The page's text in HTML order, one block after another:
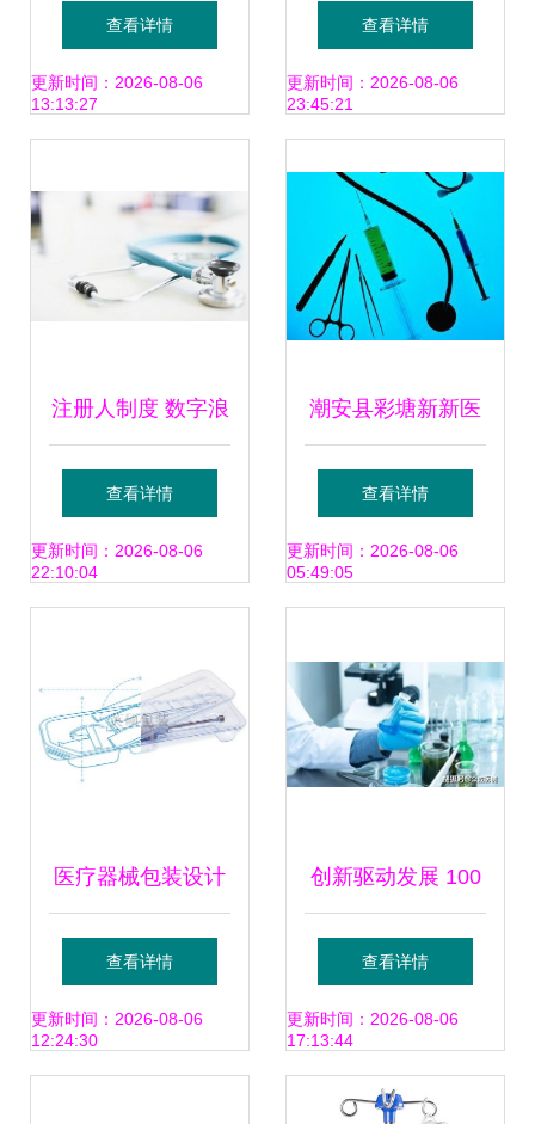
疗器械:浙江两企业
医用口罩不合格
查看详情
更新时间：2026-08-06
13:13:27
信息化赛道的发
展，看医疗数字化
查看详情
更新时间：2026-08-06
23:45:21
注册人制度 数字浪
潮下的医疗器械新
叙事
查看详情
更新时间：2026-08-06
22:10:04
潮安县彩塘新新医
疗器械厂北京销售
处简介 电子产品的
查看详情
更新时间：2026-08-06
05:49:05
医疗器械包装设计
为何应在产品开发
初期内嵌——以电
查看详情
更新时间：2026-08-06
12:24:30
创新驱动发展 100
个创新医疗器械获
批，我国医疗器械
强国建设再提速
查看详情
更新时间：2026-08-06
17:13:44